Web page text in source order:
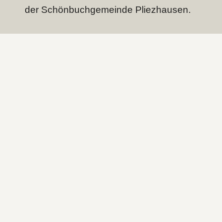
der Schönbuch­gemeinde Pliezhausen.